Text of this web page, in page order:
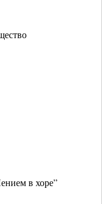
в хоре”